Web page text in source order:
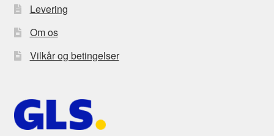
Levering
Om os
Vilkår og betingelser